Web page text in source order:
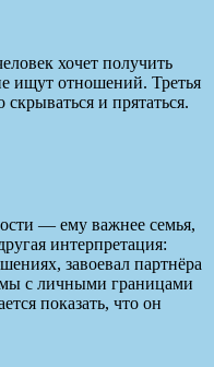
хочет получить
ищут отношений. Третья
и прятаться.
— ему важнее семья,
интерпретация:
завоевал партнёра
с личными границами
показать, что он